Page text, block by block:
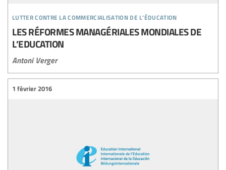
lutter contre la commercialisation de l’éducation
LES RÉFORMES MANAGÉRIALES MONDIALES DE
L’EDUCATION
Antoni Verger
1 février 2016